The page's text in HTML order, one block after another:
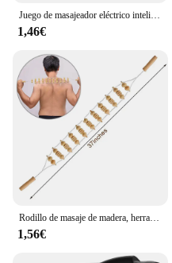
Juego de masajeador eléctrico inteligente para cuello, parche Cervical, 8 modos, 19 niveles de intensidad, herramientas de masaje portátiles para uso doméstico para aliviar la fatiga
1,46€
Rodillo de masaje de madera, herramientas de masaje de celulitis para terapia de madera, rodillo masajeador de espalda Manual de madera, cuerda para aliviar el dolor de espalda de piernas, 1 ud.
1,56€